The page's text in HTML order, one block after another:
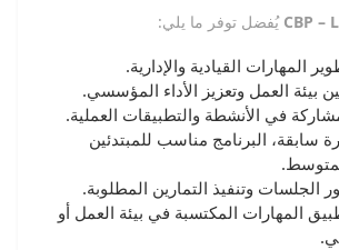
يُفضل توفر ما يلي:
المهارات القيادية والإدارية.
بيئة العمل وتعزيز الأداء المؤسسي.
في الأنشطة والتطبيقات العملية.
سابقة، البرنامج مناسب للمبتدئين
الجلسات وتنفيذ التمارين المطلوبة.
المهارات المكتسبة في بيئة العمل أو